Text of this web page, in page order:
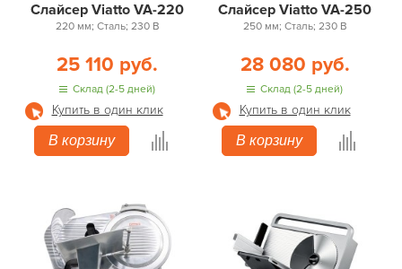
Слайсер Viatto VA-220
220 мм; Сталь; 230 В
25 110 руб.
Склад (2-5 дней)
Купить в один клик
В корзину
Слайсер Viatto VA-250
250 мм; Сталь; 230 В
28 080 руб.
Склад (2-5 дней)
Купить в один клик
В корзину